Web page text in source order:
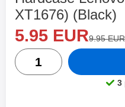
XT1676) (Black)
new price
5.95 EURold price
9.95 EUR
quantity
3